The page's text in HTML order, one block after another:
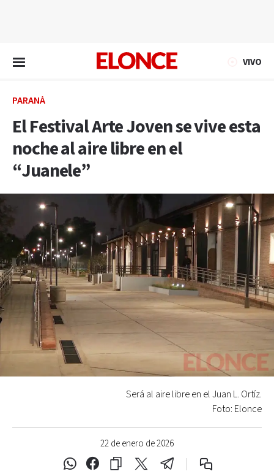
VIVO
PARANÁ
El Festival Arte Joven se vive esta
noche al aire libre en el
“Juanele”
22 de enero de 2026
Será al aire libre en el Juan L. Ortíz.
Foto: Elonce